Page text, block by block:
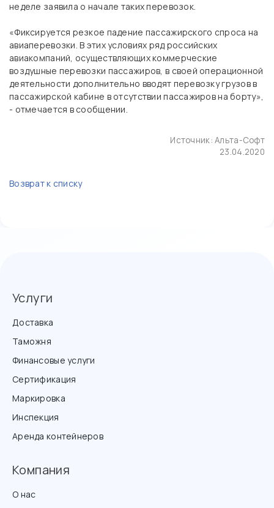
неделе заявила о начале таких перевозок.
«Фиксируется резкое падение пассажирского спроса на
авиаперевозки. В этих условиях ряд российских
авиакомпаний, осуществляющих коммерческие
воздушные перевозки пассажиров, в своей операционной
деятельности дополнительно вводят перевозку грузов в
пассажирской кабине в отсутствии пассажиров на борту»,
- отмечается в сообщении.
Источник:Альта-Софт
23.04.2020
Возврат к списку
Услуги
Доставка
Таможня
Финансовые услуги
Сертификация
Маркировка
Инспекция
Аренда контейнеров
Компания
О нас